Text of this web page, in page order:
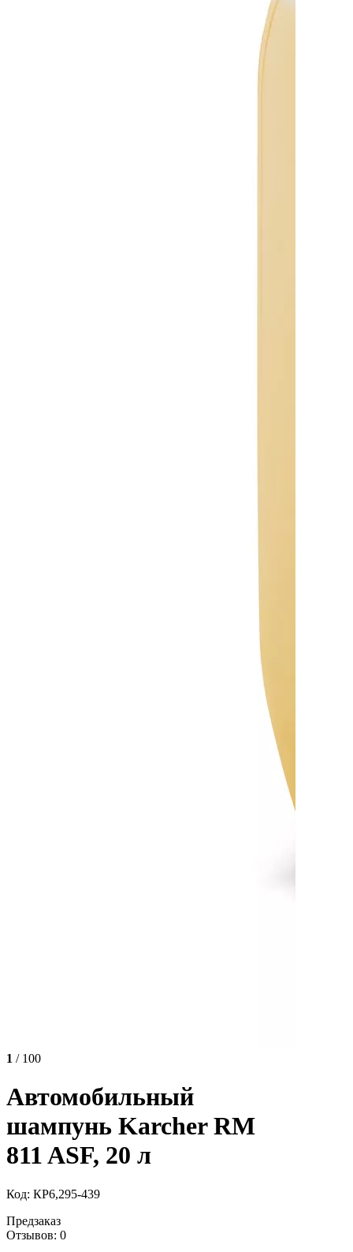
1 / 100
Автомобильный
шампунь Karcher RM
811 ASF, 20 л
Код: КР6,295-439
Предзаказ
Отзывов: 0